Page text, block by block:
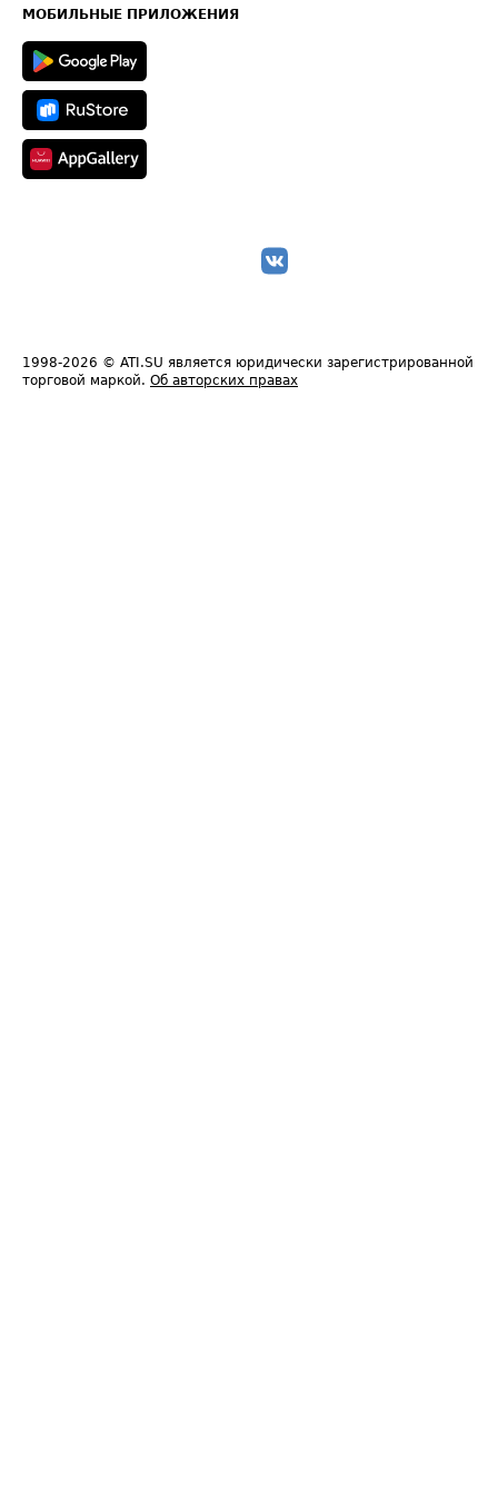
Техническая информация
МОБИЛЬНЫЕ ПРИЛОЖЕНИЯ
1998-2026 © ATI.SU является юридически зарегистрированной
торговой маркой. Об авторских правах